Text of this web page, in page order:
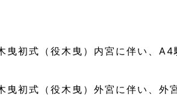
初式（役木曳）内宮に伴い、
初式（役木曳）外宮に伴い、外